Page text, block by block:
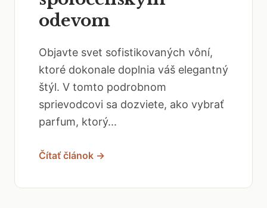
odevom
Objavte svet sofistikovaných vôní,
ktoré dokonale doplnia váš elegantný
štýl. V tomto podrobnom
sprievodcovi sa dozviete, ako vybrať
parfum, ktorý...
Čítať článok →